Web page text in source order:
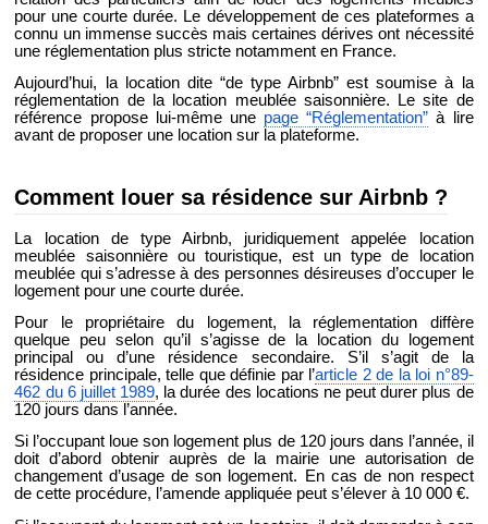
pour une courte durée. Le développement de ces plateformes a
connu un immense succès mais certaines dérives ont nécessité
une réglementation plus stricte notamment en France.
Aujourd’hui, la location dite “de type Airbnb” est soumise à la
réglementation de la location meublée saisonnière. Le site de
référence propose lui-même une page “Réglementation” à lire
avant de proposer une location sur la plateforme.
Comment louer sa résidence sur Airbnb ?
La location de type Airbnb, juridiquement appelée location
meublée saisonnière ou touristique, est un type de location
meublée qui s’adresse à des personnes désireuses d’occuper le
logement pour une courte durée.
Pour le propriétaire du logement, la réglementation diffère
quelque peu selon qu’il s’agisse de la location du logement
principal ou d’une résidence secondaire. S’il s’agit de la
résidence principale, telle que définie par l’article 2 de la loi n°89-
462 du 6 juillet 1989, la durée des locations ne peut durer plus de
120 jours dans l’année.
Si l’occupant loue son logement plus de 120 jours dans l’année, il
doit d’abord obtenir auprès de la mairie une autorisation de
changement d’usage de son logement. En cas de non respect
de cette procédure, l’amende appliquée peut s’élever à 10 000 €.